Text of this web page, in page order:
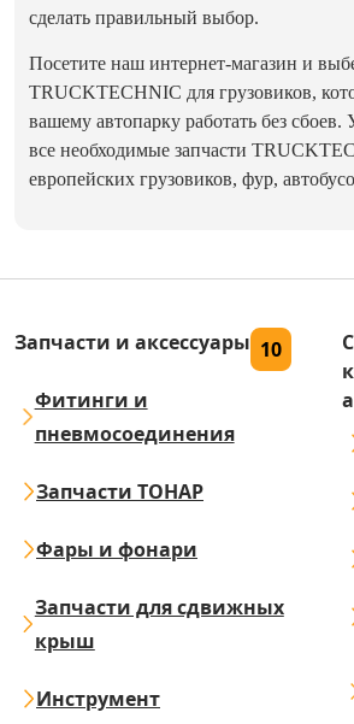
сделать правильный выбор.
Посетите наш интернет-магазин и
TRUCKTECHNIC для грузовиков,
вашему автопарку работать без сбоев.
все необходимые запчасти
европейских грузовиков, фур,
Запчасти и аксессуары 10
Фитинги и
пневмосоединения
Запчасти ТОНАР
Фары и фонари
Запчасти для сдвижных
крыш
Инструмент